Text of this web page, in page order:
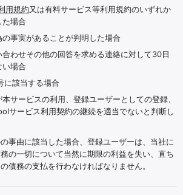
用規約又は有料サービス等利用規約のいずれか
た場合
事実があることが判明した場合
合わせその他の回答を求める連絡に対して30日
い場合
に該当する場合
サービスの利用、登録ユーザーとしての登録、
サービス利用契約の継続を適当でないと判断し
事由に該当した場合、登録ユーザーは、当社に
の一切について当然に期限の利益を失い、直ち
債務の支払を行わなければなりません。